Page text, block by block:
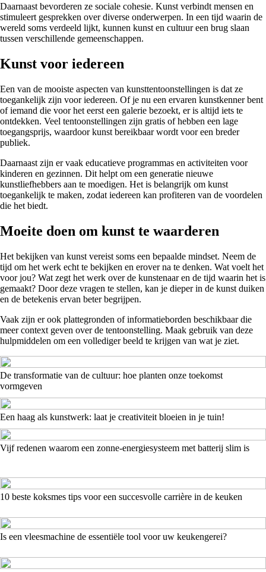
Daarnaast bevorderen ze sociale cohesie. Kunst verbindt mensen en
stimuleert gesprekken over diverse onderwerpen. In een tijd waarin de
wereld soms verdeeld lijkt, kunnen kunst en cultuur een brug slaan
tussen verschillende gemeenschappen.
Kunst voor iedereen
Een van de mooiste aspecten van kunsttentoonstellingen is dat ze
toegankelijk zijn voor iedereen. Of je nu een ervaren kunstkenner bent
of iemand die voor het eerst een galerie bezoekt, er is altijd iets te
ontdekken. Veel tentoonstellingen zijn gratis of hebben een lage
toegangsprijs, waardoor kunst bereikbaar wordt voor een breder
publiek.
Daarnaast zijn er vaak educatieve programmas en activiteiten voor
kinderen en gezinnen. Dit helpt om een generatie nieuwe
kunstliefhebbers aan te moedigen. Het is belangrijk om kunst
toegankelijk te maken, zodat iedereen kan profiteren van de voordelen
die het biedt.
Moeite doen om kunst te waarderen
Het bekijken van kunst vereist soms een bepaalde mindset. Neem de
tijd om het werk echt te bekijken en erover na te denken. Wat voelt het
voor jou? Wat zegt het werk over de kunstenaar en de tijd waarin het is
gemaakt? Door deze vragen te stellen, kan je dieper in de kunst duiken
en de betekenis ervan beter begrijpen.
Vaak zijn er ook plattegronden of informatieborden beschikbaar die
meer context geven over de tentoonstelling. Maak gebruik van deze
hulpmiddelen om een vollediger beeld te krijgen van wat je ziet.
De transformatie van de cultuur: hoe planten onze toekomst
vormgeven
Een haag als kunstwerk: laat je creativiteit bloeien in je tuin!
Vijf redenen waarom een zonne-energiesysteem met batterij slim is
10 beste koksmes tips voor een succesvolle carrière in de keuken
Is een vleesmachine de essentiële tool voor uw keukengerei?